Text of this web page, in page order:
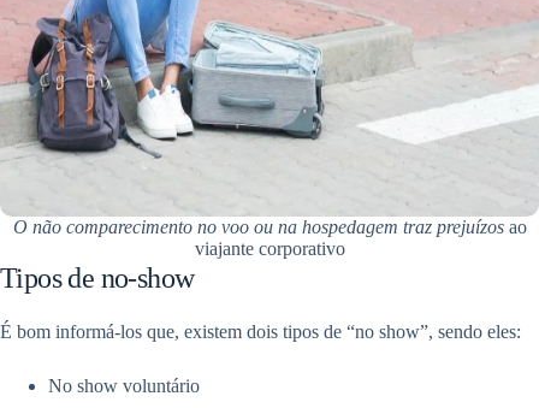
O não comparecimento no voo ou na hospedagem traz prejuízosao
viajante corporativo
Tipos de no-show
É bom informá-los que, existem dois tipos de “no show”, sendo eles:
No show voluntário